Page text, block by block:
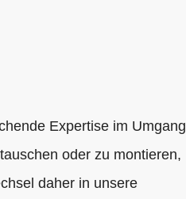
Expertise im Umgang
oder zu montieren,
daher in unsere